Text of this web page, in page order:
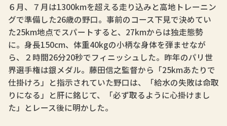
６月、７月は1300kmを超える走り込みと高地トレーニン
グで準備した26歳の野口。事前のコース下見で決めてい
た25km地点でスパートすると、27kmからは独走態勢
に。身長150cm、体重40kgの小柄な身体を弾ませなが
ら、２時間26分20秒でフィニッシュした。昨年のパリ世
界選手権は銀メダル。藤田信之監督から「25kmあたりで
仕掛けろ」と指示されていた野口は、「給水の失敗は命取
りになる」と肝に銘じて、「必ず取るように心掛けまし
た」とレース後に明かした。